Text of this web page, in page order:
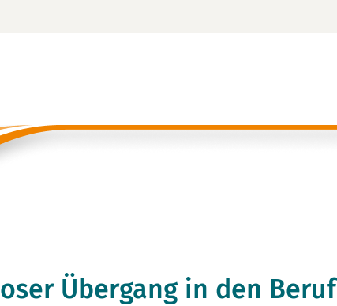
Übergang in den Beruf